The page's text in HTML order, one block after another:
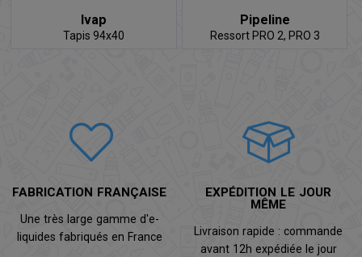
Ivap
Tapis 94x40
Pipeline
Ressort PRO 2, PRO 3
FABRICATION FRANÇAISE
Une très large gamme d'e-
liquides fabriqués en France
EXPÉDITION LE JOUR
MÊME
Livraison rapide : commande
avant 12h expédiée le jour